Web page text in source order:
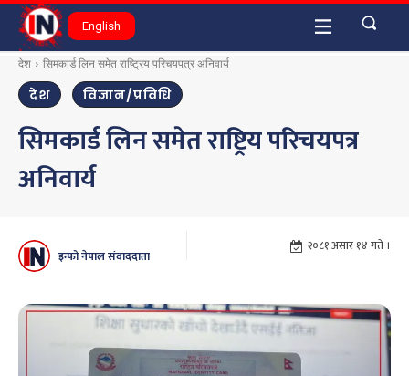
English
देश सिमकार्ड लिन समेत राष्ट्रिय परिचयपत्र अनिवार्य
देश विज्ञान/प्रविधि
सिमकार्ड लिन समेत राष्ट्रिय परिचयपत्र
अनिवार्य
इन्फो नेपाल संवाददाता
२०८१ असार १४ गते ।